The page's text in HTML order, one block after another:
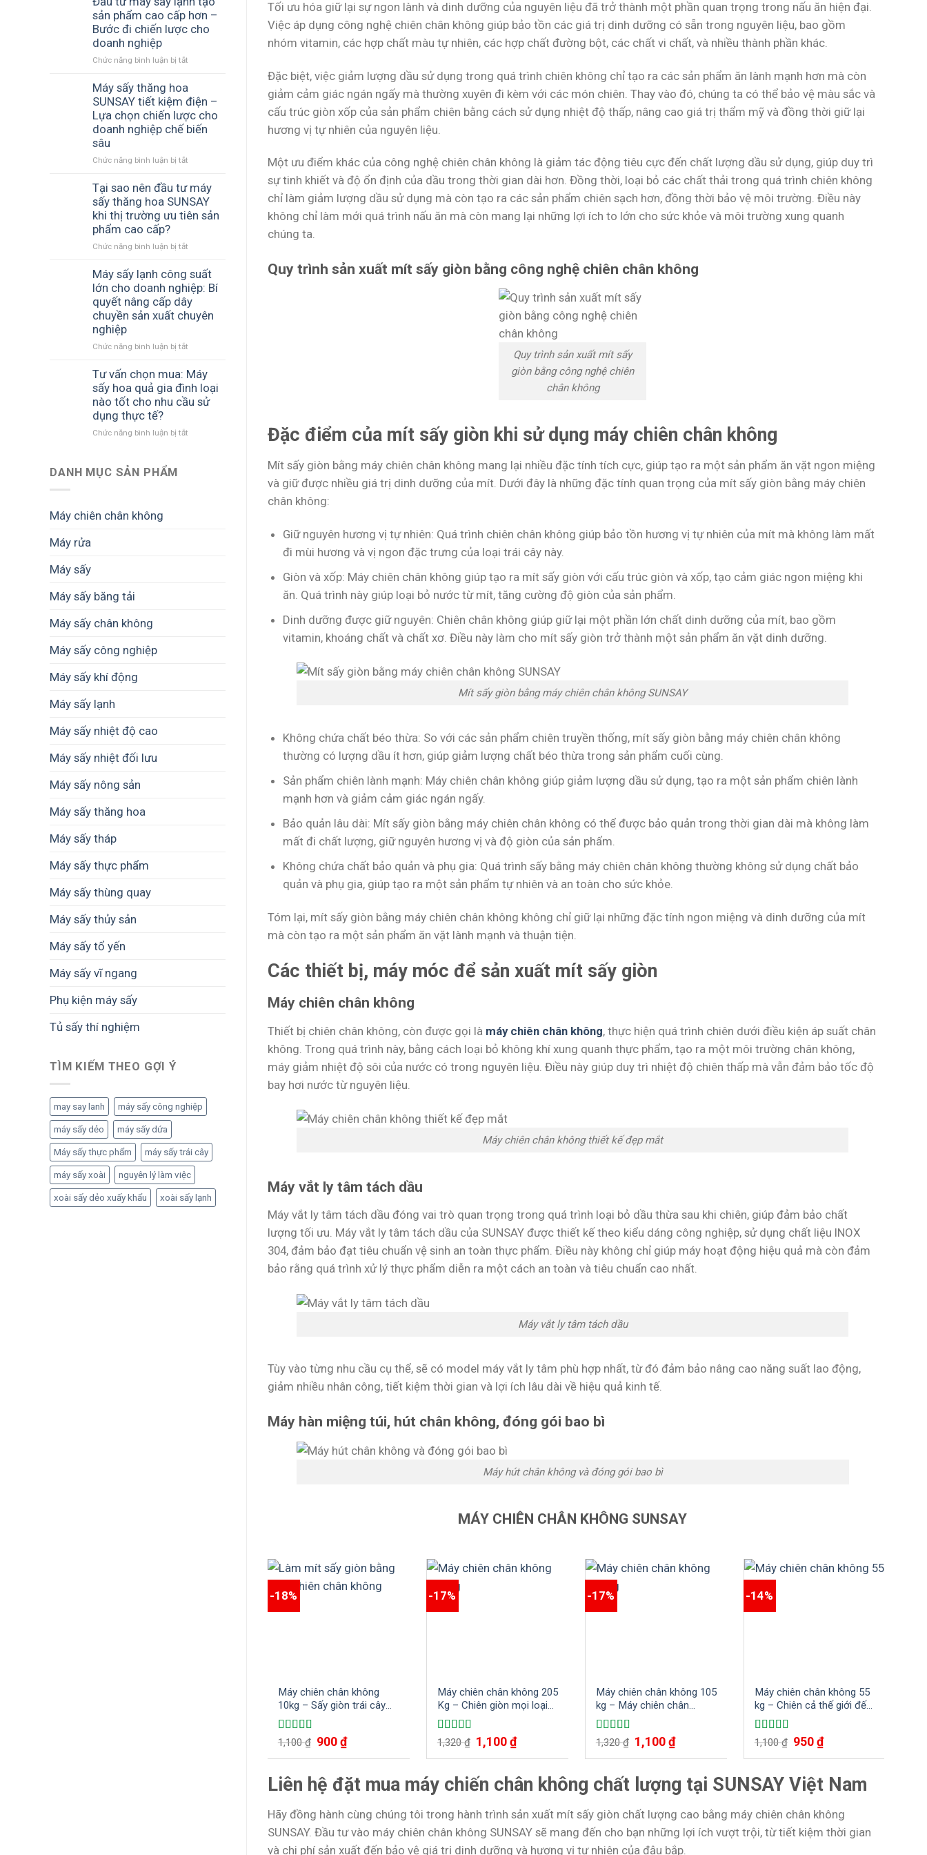
mốc
hư
dòng
máy
phổ
nhiệt
đối
lưu
nông
sản
thay
thế
truyền
thống
nhiều
rủi
sản phẩm cao cấp hơn –
Bước đi chiến lược cho
doanh nghiệp
Chức năng bình luận bị tắt
máy
sấy
lạnh
tạo
cấp
hơn
–
Bước
cho
doanh
nghiệp
Máy sấy thăng hoa
SUNSAY tiết kiệm điện –
Lựa chọn chiến lược cho
doanh nghiệp chế biến
sâu
Chức năng bình luận bị tắt
sấy
thăng
hoa
SUNSAY
–
Lựa
chọn
chiến
lược
chế
biến
Tại sao nên đầu tư máy
sấy thăng hoa SUNSAY
khi thị trường ưu tiên sản
phẩm cao cấp?
Chức năng bình luận bị tắt
sao
nên
đầu
tư
máy
SUNSAY
khi
thị
trường
Máy sấy lạnh công suất
lớn cho doanh nghiệp: Bí
quyết nâng cấp dây
chuyền sản xuất chuyên
nghiệp
Chức năng bình luận bị tắt
sấy
lạnh
công
suất
Tư vấn chọn mua: Máy
sấy hoa quả gia đình loại
nào tốt cho nhu cầu sử
dụng thực tế?
Chức năng bình luận bị tắt
DANH MỤC SẢN PHẨM
Máy chiên chân không
Máy rửa
Máy sấy
Máy sấy băng tải
Máy sấy chân không
Máy sấy công nghiệp
Máy sấy khí động
Máy sấy lạnh
Máy sấy nhiệt độ cao
Máy sấy nhiệt đối lưu
Máy sấy nông sản
Máy sấy thăng hoa
Máy sấy tháp
Máy sấy thực phẩm
Máy sấy thùng quay
Máy sấy thủy sản
Máy sấy tổ yến
Máy sấy vĩ ngang
Phụ kiện máy sấy
Tủ sấy thí nghiệm
TÌM KIẾM THEO GỢI Ý
may say lanh máy sấy công nghiệp
máy sấy dẻo máy sấy dứa
Máy sấy thực phẩm máy sấy trái cây
máy sấy xoài nguyên lý làm việc
xoài sấy dẻo xuấy khẩu xoài sấy lạnh
Tối ưu hóa giữ lại sự ngon lành và dinh dưỡng của nguyên liệu đã trở thành một phần quan trọng trong nấu ăn hiện đại.
Việc áp dụng công nghệ chiên chân không giúp bảo tồn các giá trị dinh dưỡng có sẵn trong nguyên liệu, bao gồm
nhóm vitamin, các hợp chất màu tự nhiên, các hợp chất đường bột, các chất vi chất, và nhiều thành phần khác.
Đặc biệt, việc giảm lượng dầu sử dụng trong quá trình chiên không chỉ tạo ra các sản phẩm ăn lành mạnh hơn mà còn
giảm cảm giác ngán ngấy mà thường xuyên đi kèm với các món chiên. Thay vào đó, chúng ta có thể bảo vệ màu sắc và
cấu trúc giòn xốp của sản phẩm chiên bằng cách sử dụng nhiệt độ thấp, nâng cao giá trị thẩm mỹ và đồng thời giữ lại
hương vị tự nhiên của nguyên liệu.
Một ưu điểm khác của công nghệ chiên chân không là giảm tác động tiêu cực đến chất lượng dầu sử dụng, giúp duy trì
sự tinh khiết và độ ổn định của dầu trong thời gian dài hơn. Đồng thời, loại bỏ các chất thải trong quá trình chiên không
chỉ làm giảm lượng dầu sử dụng mà còn tạo ra các sản phẩm chiên sạch hơn, đồng thời bảo vệ môi trường. Điều này
không chỉ làm mới quá trình nấu ăn mà còn mang lại những lợi ích to lớn cho sức khỏe và môi trường xung quanh
chúng ta.
Quy trình sản xuất mít sấy giòn bằng công nghệ chiên chân không
Quy trình sản xuất mít sấy
giòn bằng công nghệ chiên
chân không
Đặc điểm của mít sấy giòn khi sử dụng máy chiên chân không
Mít sấy giòn bằng máy chiên chân không mang lại nhiều đặc tính tích cực, giúp tạo ra một sản phẩm ăn vặt ngon miệng
và giữ được nhiều giá trị dinh dưỡng của mít. Dưới đây là những đặc tính quan trọng của mít sấy giòn bằng máy chiên
chân không:
Giữ nguyên hương vị tự nhiên: Quá trình chiên chân không giúp bảo tồn hương vị tự nhiên của mít mà không làm mất
đi mùi hương và vị ngon đặc trưng của loại trái cây này.
Giòn và xốp: Máy chiên chân không giúp tạo ra mít sấy giòn với cấu trúc giòn và xốp, tạo cảm giác ngon miệng khi
ăn. Quá trình này giúp loại bỏ nước từ mít, tăng cường độ giòn của sản phẩm.
Dinh dưỡng được giữ nguyên: Chiên chân không giúp giữ lại một phần lớn chất dinh dưỡng của mít, bao gồm
vitamin, khoáng chất và chất xơ. Điều này làm cho mít sấy giòn trở thành một sản phẩm ăn vặt dinh dưỡng.
Mít sấy giòn bằng máy chiên chân không SUNSAY
Không chứa chất béo thừa: So với các sản phẩm chiên truyền thống, mít sấy giòn bằng máy chiên chân không
thường có lượng dầu ít hơn, giúp giảm lượng chất béo thừa trong sản phẩm cuối cùng.
Sản phẩm chiên lành mạnh: Máy chiên chân không giúp giảm lượng dầu sử dụng, tạo ra một sản phẩm chiên lành
mạnh hơn và giảm cảm giác ngán ngấy.
Bảo quản lâu dài: Mít sấy giòn bằng máy chiên chân không có thể được bảo quản trong thời gian dài mà không làm
mất đi chất lượng, giữ nguyên hương vị và độ giòn của sản phẩm.
Không chứa chất bảo quản và phụ gia: Quá trình sấy bằng máy chiên chân không thường không sử dụng chất bảo
quản và phụ gia, giúp tạo ra một sản phẩm tự nhiên và an toàn cho sức khỏe.
Tóm lại, mít sấy giòn bằng máy chiên chân không không chỉ giữ lại những đặc tính ngon miệng và dinh dưỡng của mít
mà còn tạo ra một sản phẩm ăn vặt lành mạnh và thuận tiện.
Các thiết bị, máy móc để sản xuất mít sấy giòn
Máy chiên chân không
Thiết bị chiên chân không, còn được gọi là máy chiên chân không, thực hiện quá trình chiên dưới điều kiện áp suất chân
không. Trong quá trình này, bằng cách loại bỏ không khí xung quanh thực phẩm, tạo ra một môi trường chân không,
máy giảm nhiệt độ sôi của nước có trong nguyên liệu. Điều này giúp duy trì nhiệt độ chiên thấp mà vẫn đảm bảo tốc độ
bay hơi nước từ nguyên liệu.
Máy chiên chân không thiết kế đẹp mắt
Máy vắt ly tâm tách dầu
Máy vắt ly tâm tách dầu đóng vai trò quan trọng trong quá trình loại bỏ dầu thừa sau khi chiên, giúp đảm bảo chất
lượng tối ưu. Máy vắt ly tâm tách dầu của SUNSAY được thiết kế theo kiểu dáng công nghiệp, sử dụng chất liệu INOX
304, đảm bảo đạt tiêu chuẩn vệ sinh an toàn thực phẩm. Điều này không chỉ giúp máy hoạt động hiệu quả mà còn đảm
bảo rằng quá trình xử lý thực phẩm diễn ra một cách an toàn và tiêu chuẩn cao nhất.
Máy vắt ly tâm tách dầu
Tùy vào từng nhu cầu cụ thể, sẽ có model máy vắt ly tâm phù hợp nhất, từ đó đảm bảo nâng cao năng suất lao động,
giảm nhiều nhân công, tiết kiệm thời gian và lợi ích lâu dài về hiệu quả kinh tế.
Máy hàn miệng túi, hút chân không, đóng gói bao bì
Máy hút chân không và đóng gói bao bì
MÁY CHIÊN CHÂN KHÔNG SUNSAY
-18%
Máy chiên chân không
10kg – Sấy giòn trái cây
hiện đại
Được xếp
5.00
sao
1,100₫ 900₫
-17%
Máy chiên chân không 205
Kg – Chiên giòn mọi loại
hoa quả
Được xếp
5.00
5
sao
1,320₫ 1,100₫
-17%
Máy chiên chân không 105
kg – Máy chiên chân
không kinh doanh dành
cho doanh nghiệp
Được xếp
5.00
5
sao
1,320₫ 1,100₫
-14%
Máy chiên chân không 55
kg – Chiên cả thế giới đến
với bạn cho bạn
Được xếp
4.67
sao
1,100₫ 950₫
Liên hệ đặt mua máy chiến chân không chất lượng tại SUNSAY Việt Nam
Hãy đồng hành cùng chúng tôi trong hành trình sản xuất mít sấy giòn chất lượng cao bằng máy chiên chân không
SUNSAY. Đầu tư vào máy chiên chân không SUNSAY sẽ mang đến cho bạn những lợi ích vượt trội, từ tiết kiệm thời gian
và chi phí sản xuất đến bảo vệ giá trị dinh dưỡng và hương vị tự nhiên của đậu bắp.